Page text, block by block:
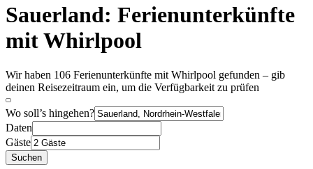
Sauerland: Ferienunterkünfte
mit Whirlpool
Wir haben 106 Ferienunterkünfte mit Whirlpool gefunden – gib
deinen Reisezeitraum ein, um die Verfügbarkeit zu prüfen
Wo soll’s hingehen?
Daten
Gäste
Suchen